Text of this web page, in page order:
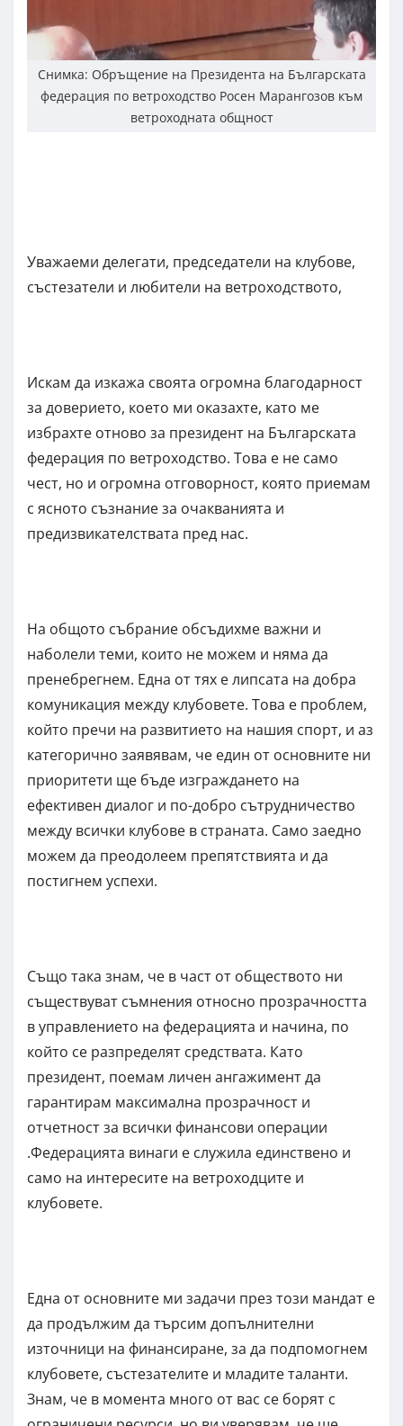
Снимка: Обръщение на Президента на Българската
федерация по ветроходство Росен Марангозов към
ветроходната общност
Уважаеми делегати, председатели на клубове,
състезатели и любители на ветроходството,
Искам да изкажа своята огромна благодарност
за доверието, което ми оказахте, като ме
избрахте отново за президент на Българската
федерация по ветроходство. Това е не само
чест, но и огромна отговорност, която приемам
с ясното съзнание за очакванията и
предизвикателствата пред нас.
На общото събрание обсъдихме важни и
наболели теми, които не можем и няма да
пренебрегнем. Една от тях е липсата на добра
комуникация между клубовете. Това е проблем,
който пречи на развитието на нашия спорт, и аз
категорично заявявам, че един от основните ни
приоритети ще бъде изграждането на
ефективен диалог и по-добро сътрудничество
между всички клубове в страната. Само заедно
можем да преодолеем препятствията и да
постигнем успехи.
Също така знам, че в част от обществото ни
съществуват съмнения относно прозрачността
в управлението на федерацията и начина, по
който се разпределят средствата. Като
президент, поемам личен ангажимент да
гарантирам максимална прозрачност и
отчетност за всички финансови операции
.Федерацията винаги е служила единствено и
само на интересите на ветроходците и
клубовете.
Една от основните ми задачи през този мандат е
да продължим да търсим допълнителни
източници на финансиране, за да подпомогнем
клубовете, състезателите и младите таланти.
Знам, че в момента много от вас се борят с